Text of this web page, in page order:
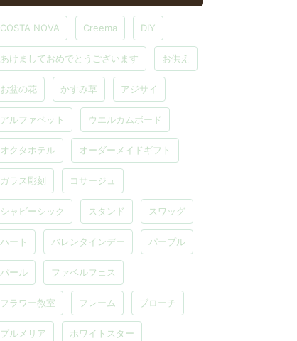
COSTA NOVA Creema DIY
あけましておめでとうございます お供え
お盆の花 かすみ草 アジサイ
アルファベット ウエルカムボード
オクタホテル オーダーメイドギフト
ガラス彫刻 コサージュ
シャビーシック スタンド スワッグ
ハート バレンタインデー パープル
パール ファベルフェス
フラワー教室 フレーム ブローチ
プルメリア ホワイトスター